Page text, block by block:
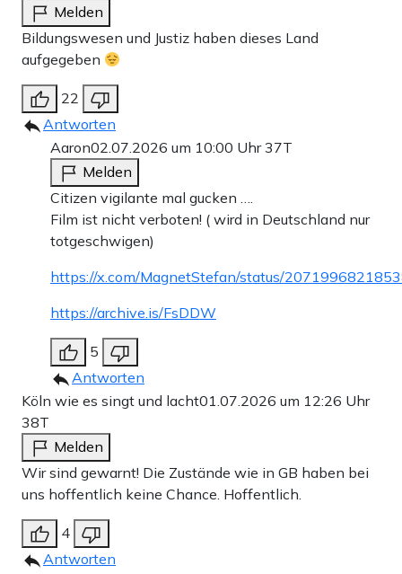
Melden
Bildungswesen und Justiz haben dieses Land
aufgegeben
22
Antworten
Aaron02.07.2026 um 10:00 Uhr37T
Melden
Citizen vigilante mal gucken ….
Film ist nicht verboten! ( wird in Deutschland nur
totgeschwigen)
https://x.com/MagnetStefan/status/
https://archive.is/FsDDW
5
Antworten
Köln wie es singt und lacht01.07.2026 um 12:26 Uhr
38T
Melden
Wir sind gewarnt! Die Zustände wie in GB haben bei
uns hoffentlich keine Chance. Hoffentlich.
4
Antworten